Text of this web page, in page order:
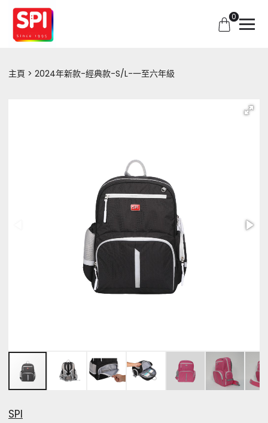
0
主頁 2024年新款-經典款-S/L-一至六年級
SPI